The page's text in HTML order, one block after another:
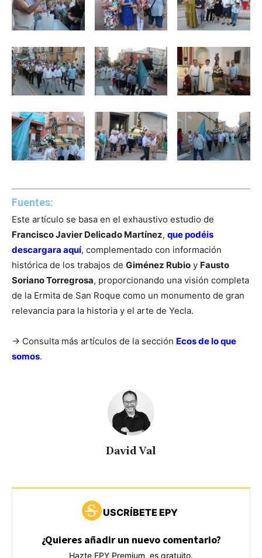
Fuentes:
Este artículo se basa en el exhaustivo estudio de
Francisco Javier Delicado Martínez, que podéis
descargara aquí, complementado con información
histórica de los trabajos de Giménez Rubio y Fausto
Soriano Torregrosa, proporcionando una visión completa
de la Ermita de San Roque como un monumento de gran
relevancia para la historia y el arte de Yecla.
-> Consulta más artículos de la sección Ecos de lo que
somos.
David Val
USCRÍBETE EPY
¿Quieres añadir un nuevo comentario?
Hazte EPY Premium, es gratuito.